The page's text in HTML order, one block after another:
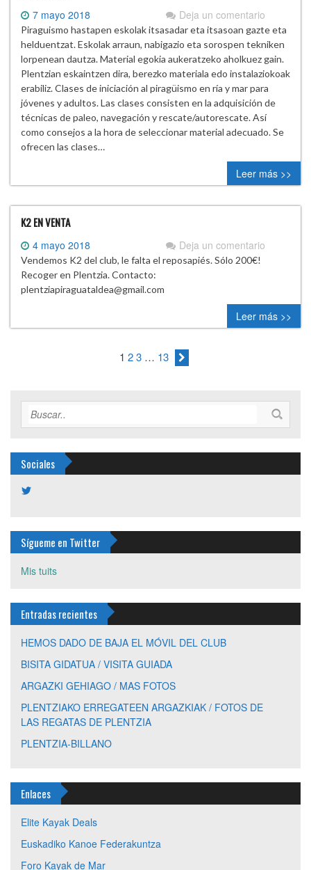
7 mayo 2018 Deja un comentario
Piraguismo hastapen eskolak itsasadar eta itsasoan gazte eta
helduentzat. Eskolak arraun, nabigazio eta sorospen tekniken
lorpenean dautza. Material egokia aukeratzeko aholkuez gain.
Plentzian eskaintzen dira, berezko materiala edo instalaziokoak
erabiliz. Clases de iniciación al piragüismo en ría y mar para
jóvenes y adultos. Las clases consisten en la adquisición de
técnicas de paleo, navegación y rescate/autorescate. Así
como consejos a la hora de seleccionar material adecuado. Se
ofrecen las clases…
Leer más >>
K2 EN VENTA
4 mayo 2018 Deja un comentario
Vendemos K2 del club, le falta el reposapiés. Sólo 200€!
Recoger en Plentzia. Contacto:
plentziapiraguataldea@gmail.com
Leer más >>
1 2 3 … 13
Sociales
en
Twitter
Sígueme en Twitter
Mis tuits
Entradas recientes
HEMOS DADO DE BAJA EL MÓVIL DEL CLUB
BISITA GIDATUA / VISITA GUIADA
ARGAZKI GEHIAGO / MAS FOTOS
PLENTZIAKO ERREGATEEN ARGAZKIAK / FOTOS DE
LAS REGATAS DE PLENTZIA
PLENTZIA-BILLANO
Enlaces
Elite Kayak Deals
Euskadiko Kanoe Federakuntza
Foro Kayak de Mar